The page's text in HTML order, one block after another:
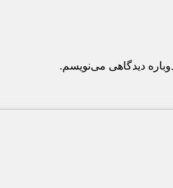
دیدگاهی می‌نویسم.